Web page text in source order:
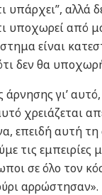
υπάρχει”, αλλά
υποχωρεί από
είναι
δεν θα
άρνησης γι’
χρειάζεται
επειδή αυτή
τις εμπειρίες
σε όλο τον
αρρώστησαν».